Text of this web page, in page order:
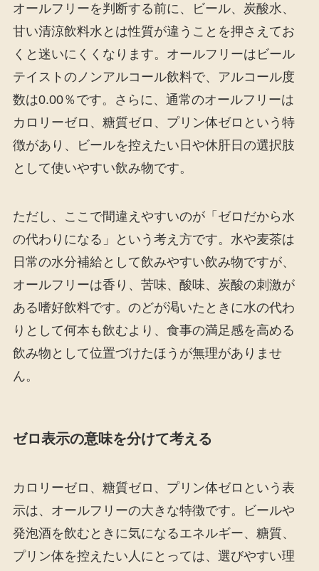
オールフリーを判断する前に、ビール、炭酸水、
甘い清涼飲料水とは性質が違うことを押さえてお
くと迷いにくくなります。オールフリーはビール
テイストのノンアルコール飲料で、アルコール度
数は0.00％です。さらに、通常のオールフリーは
カロリーゼロ、糖質ゼロ、プリン体ゼロという特
徴があり、ビールを控えたい日や休肝日の選択肢
として使いやすい飲み物です。
ただし、ここで間違えやすいのが「ゼロだから水
の代わりになる」という考え方です。水や麦茶は
日常の水分補給として飲みやすい飲み物ですが、
オールフリーは香り、苦味、酸味、炭酸の刺激が
ある嗜好飲料です。のどが渇いたときに水の代わ
りとして何本も飲むより、食事の満足感を高める
飲み物として位置づけたほうが無理がありませ
ん。
ゼロ表示の意味を分けて考える
カロリーゼロ、糖質ゼロ、プリン体ゼロという表
示は、オールフリーの大きな特徴です。ビールや
発泡酒を飲むときに気になるエネルギー、糖質、
プリン体を控えたい人にとっては、選びやすい理